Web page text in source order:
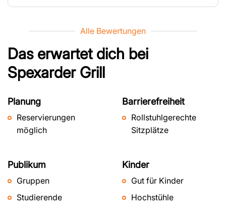
Alle Bewertungen
Das erwartet dich bei
Spexarder Grill
Planung
Reservierungen
möglich
Barrierefreiheit
Rollstuhlgerechte
Sitzplätze
Publikum
Gruppen
Studierende
Kinder
Gut für Kinder
Hochstühle